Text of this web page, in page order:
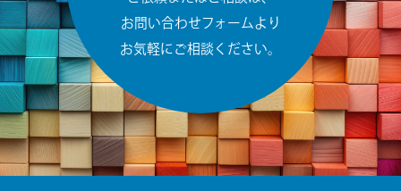
お問い合わせフォームより
お気軽にご相談ください。